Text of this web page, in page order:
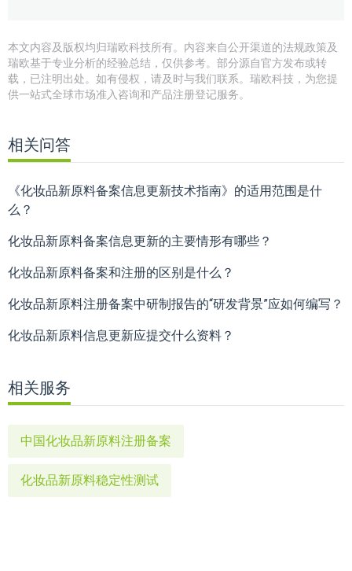
本文内容及版权均归瑞欧科技所有。内容来自公开渠道的法规政策及
瑞欧基于专业分析的经验总结，仅供参考。部分源自官方发布或转
载，已注明出处。如有侵权，请及时与我们联系。瑞欧科技，为您提
供一站式全球市场准入咨询和产品注册登记服务。
相关问答
《化妆品新原料备案信息更新技术指南》的适用范围是什
么？
化妆品新原料备案信息更新的主要情形有哪些？
化妆品新原料备案和注册的区别是什么？
化妆品新原料注册备案中研制报告的“研发背景”应如何编写？
化妆品新原料信息更新应提交什么资料？
相关服务
中国化妆品新原料注册备案
化妆品新原料稳定性测试